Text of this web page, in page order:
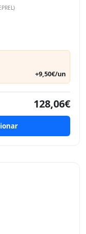
+9,50€/un
128,06€